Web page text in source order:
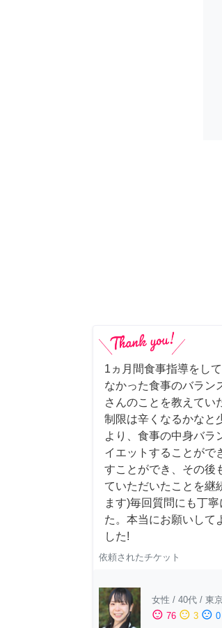
1ヵ月間食事指導をし
なかった食事のバラン
さんのことを教えてい
制限は辛くなるかなと
より、食事の中身バラ
イエットすることがで
すことができ、その後
ていただいたことを継
ます)毎回質問にも丁
た。本当にお願いして
した!
依頼されたチケット
女性 / 40代 / 東
sentiment_satisfied 76 sentiment_neutral 3 sentiment_dissatisfied 0